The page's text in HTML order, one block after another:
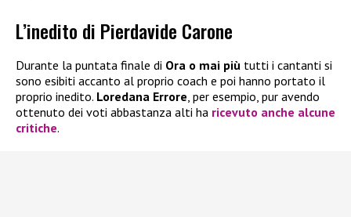
L’inedito di Pierdavide Carone
Durante la puntata finale di Ora o mai più tutti i cantanti si
sono esibiti accanto al proprio coach e poi hanno portato il
proprio inedito. Loredana Errore , per esempio, pur avendo
ottenuto dei voti abbastanza alti ha ricevuto anche alcune
critiche.